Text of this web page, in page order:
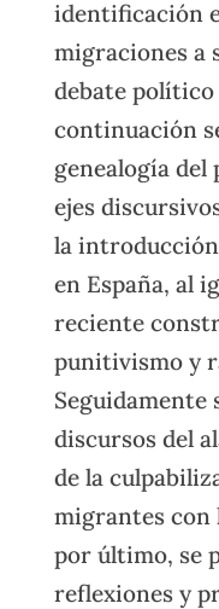
identificación
migraciones a
debate
continuación
genealogía
ejes
la
en España, al
reciente
punitivismo y
Seguidamente
discursos del
de la
migrantes con
por último, se
reflexiones y